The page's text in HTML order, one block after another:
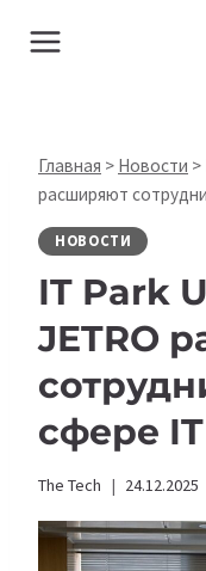
Главная > Новости >
расширяют
НОВОСТИ
IT Park
JETRO
сфере
The Tech 24.12.2025